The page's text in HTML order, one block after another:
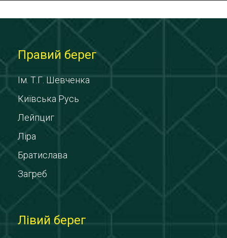
Правий берег
Ім. Т.Г. Шевченка
Київська Русь
Лейпциг
Ліра
Братислава
Загреб
Лівий берег